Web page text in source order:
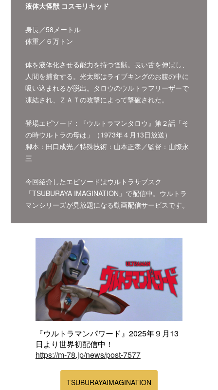
液体大怪獣 コスモリキッド
身長／58メートル
体重／６万トン
体を液体化させる能力を持つ怪獣。長い舌を伸ばし、
人間を捕食する。光太郎はライブキングのお腹の中に
吸い込まれるが脱出。タロウのウルトラフリーザーで
凍結され、ＺＡＴの攻撃によって撃破された。
登場エピソード：『ウルトラマンタロウ』第２話「そ
の時ウルトラの母は」（1973年４月13日放送）
脚本：田口成光／特殊技術：山本正孝／監督：山際永
三
今回紹介したエピソードはウルトラサブスク
「TSUBURAYA IMAGINATION」で配信中。ウルトラ
マンシリーズが見放題になる動画配信サービスです。
『ウルトラマンパワード』2025年９月13
日より世界初配信中！
https://m-78.jp/news/post-7577
TSUBURAYAIMAGINATION